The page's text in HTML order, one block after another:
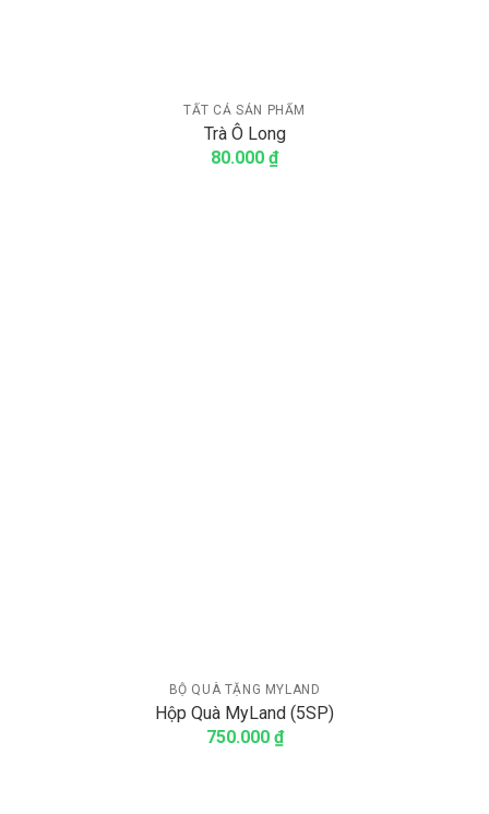
TẤT CẢ SẢN PHẨM
Trà Ô Long
80.000 ₫
BỘ QUÀ TẶNG MYLAND
Hộp Quà MyLand (5SP)
750.000 ₫